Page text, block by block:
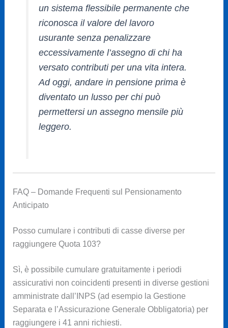
un sistema flessibile permanente che
riconosca il valore del lavoro
usurante senza penalizzare
eccessivamente l’assegno di chi ha
versato contributi per una vita intera.
Ad oggi, andare in pensione prima è
diventato un lusso per chi può
permettersi un assegno mensile più
leggero.
FAQ – Domande Frequenti sul Pensionamento
Anticipato
Posso cumulare i contributi di casse diverse per
raggiungere Quota 103?
Sì, è possibile cumulare gratuitamente i periodi
assicurativi non coincidenti presenti in diverse gestioni
amministrate dall’INPS (ad esempio la Gestione
Separata e l’Assicurazione Generale Obbligatoria) per
raggiungere i 41 anni richiesti.